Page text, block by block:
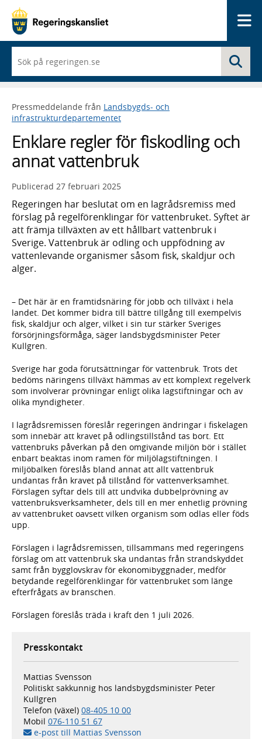
du
börjar
skriva
framträder
en
med
sökförslag
Pressmeddelande från Landsbygds- och
infrastrukturdepartementet
Enklare regler för fiskodling och
annat vattenbruk
Publicerad 27 februari 2025
Regeringen har beslutat om en lagrådsremiss med
förslag på regelförenklingar för vattenbruket. Syftet är
att främja tillväxten av ett hållbart vattenbruk i
Sverige. Vattenbruk är odling och uppfödning av
vattenlevande organismer såsom fisk, skaldjur och
alger.
– Det här är en framtidsnäring för jobb och tillväxt i hela
landet. Det kommer bidra till bättre tillgång till exempelvis
fisk, skaldjur och alger, vilket i sin tur stärker Sveriges
försörjningsförmåga, säger landsbygdsminister Peter
Kullgren.
Sverige har goda förutsättningar för vattenbruk. Trots det
bedöms näringens tillväxt hämmas av ett komplext regelverk
som involverar prövningar enligt olika lagstiftningar och av
olika myndigheter.
I lagrådsremissen föreslår regeringen ändringar i fiskelagen
som innebär att kravet på odlingstillstånd tas bort. Ett
vattenbruks påverkan på den omgivande miljön bör i stället
enbart beaktas inom ramen för miljölagstiftningen. I
miljöbalken föreslås bland annat att allt vattenbruk
undantas från kravet på tillstånd för vattenverksamhet.
Förslagen syftar dels till att undvika dubbelprövning av
vattenbruksverksamheter, dels till en mer enhetlig prövning
av vattenbruket oavsett vilken organism som odlas eller föds
upp.
Förslagen i lagrådsremissen, tillsammans med regeringens
förslag om att vattenbruk ska undantas från strandskyddet
samt från bygglovskrav för ekonomibyggnader, medför
betydande regelförenklingar för vattenbruket som länge
efterfrågats av branschen.
Förslagen föreslås träda i kraft den 1 juli 2026.
Presskontakt
Mattias Svensson
Politiskt sakkunnig hos landsbygdsminister Peter
Kullgren
Telefon (växel) 08-405 10 00
Mobil 076-110 51 67
e-post till Mattias Svensson